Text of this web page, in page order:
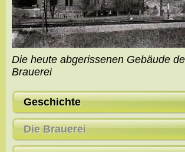
Die heute abgerissenen Gebäude
Brauerei
Geschichte
Die Brauerei